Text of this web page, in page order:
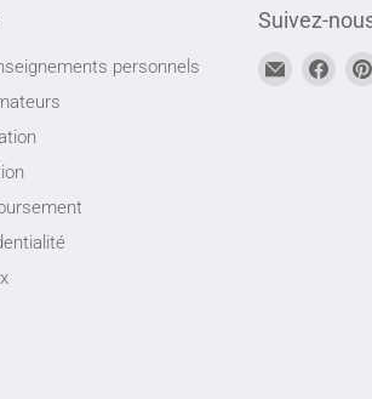
personnels
Suivez-
Trouvez-